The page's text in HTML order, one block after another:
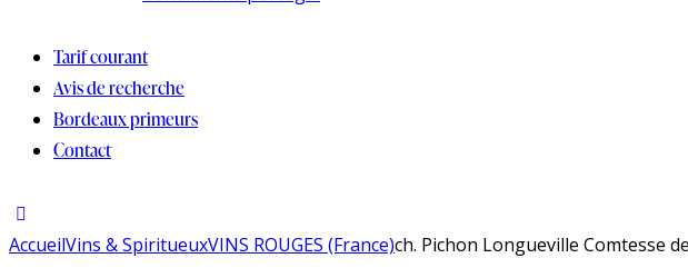
Tarif courant
Avis de recherche
Bordeaux primeurs
Contact
AccueilVins & SpiritueuxVINS ROUGES (France)ch. Pichon Longueville Comtesse